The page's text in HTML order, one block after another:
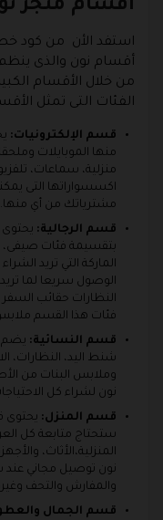
أقسام متجر
استفد الأن من كود
أقسام نون والذى
من خلال الأقسام
الفئات التى تمثل
قسم الإلكترونيات:
منها الموبايلات
منزلية، سماعات،
اكسسواراتها التى
مشترياتك من أي منها.
قسم الرجالية:
بتقسيمة فئات صيفى،
الماركة التي تريد
الوصول سريعا لما
النظارات حقائب السفر
فئات هذا القسم
قسم النسائية: يضم
شنط اليد، النظارات،
وملابس البنات من
نون لشراء كل
قسم المنزل: يحتوى
ستحتاج متابعة كل
المنزلية،الأثاث،
نون توصيل مجاني
والمفارش والتحف
قسم الجمال